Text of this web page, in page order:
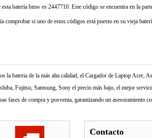
batería bmw es 2447710. Este código se encuentra en la
si uno de estos códigos está puesto en su vieja
la bateria de la más alta calidad, el Cargador de Laptop Acer,
Fujitsu, Samsung, Sony el precio más bajo, el mejor
fases de compra y posventa, garantizando un asesoramiento
Contacto